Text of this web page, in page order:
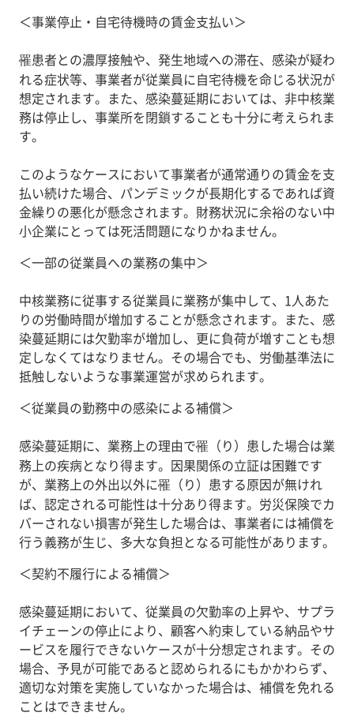
＜事業停止・自宅待機時の賃金支払い＞
罹患者との濃厚接触や、発生地域への滞在、感染が疑わ
れる症状等、事業者が従業員に自宅待機を命じる状況が
想定されます。また、感染蔓延期においては、非中核業
務は停止し、事業所を閉鎖することも十分に考えられま
す。
このようなケースにおいて事業者が通常通りの賃金を支
払い続けた場合、パンデミックが長期化するであれば資
金繰りの悪化が懸念されます。財務状況に余裕のない中
小企業にとっては死活問題になりかねません。
＜一部の従業員への業務の集中＞
中核業務に従事する従業員に業務が集中して、1人あた
りの労働時間が増加することが懸念されます。また、感
染蔓延期には欠勤率が増加し、更に負荷が増すことも想
定しなくてはなりません。その場合でも、労働基準法に
抵触しないような事業運営が求められます。
＜従業員の勤務中の感染による補償＞
感染蔓延期に、業務上の理由で罹（り）患した場合は業
務上の疾病となり得ます。因果関係の立証は困難です
が、業務上の外出以外に罹（り）患する原因が無けれ
ば、認定される可能性は十分あり得ます。労災保険でカ
バーされない損害が発生した場合は、事業者には補償を
行う義務が生じ、多大な負担となる可能性があります。
＜契約不履行による補償＞
感染蔓延期において、従業員の欠勤率の上昇や、サプラ
イチェーンの停止により、顧客へ約束している納品やサ
ービスを履行できないケースが十分想定されます。その
場合、予見が可能であると認められるにもかかわらず、
適切な対策を実施していなかった場合は、補償を免れる
ことはできません。